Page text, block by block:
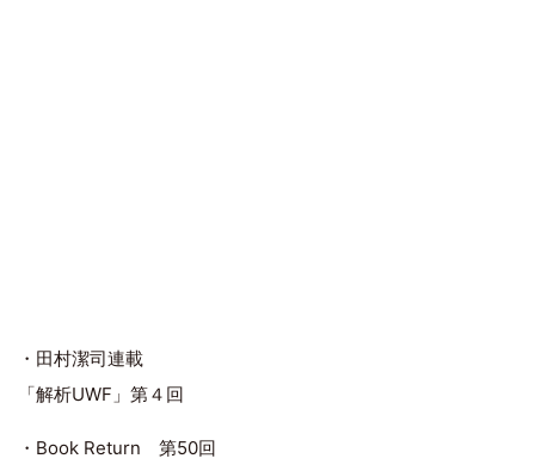
・田村潔司連載
「解析UWF」第４回
・Book Return 第50回